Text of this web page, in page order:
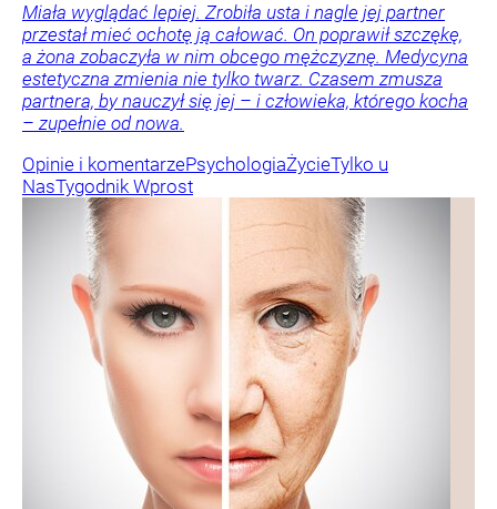
Miała wyglądać lepiej. Zrobiła usta i nagle jej partner
przestał mieć ochotę ją całować. On poprawił szczękę,
a żona zobaczyła w nim obcego mężczyznę. Medycyna
estetyczna zmienia nie tylko twarz. Czasem zmusza
partnera, by nauczył się jej – i człowieka, którego kocha
– zupełnie od nowa.
Opinie i komentarzePsychologiaŻycieTylko u
NasTygodnik Wprost